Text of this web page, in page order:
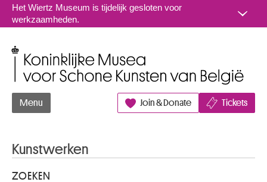
Naar inhoud
Het Wiertz Museum is tijdelijk gesloten voor
werkzaamheden.
Menu Join & Donate Tickets
Kunstwerken
ZOEKEN